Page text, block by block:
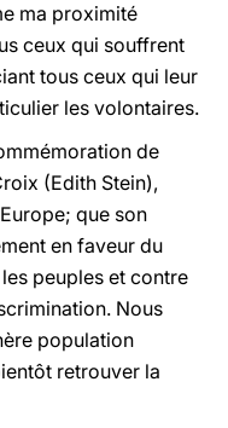
ma proximité
ceux qui souffrent
tous ceux qui leur
les volontaires.
de
(Edith Stein),
que son
en faveur du
peuples et contre
Nous
population
retrouver la